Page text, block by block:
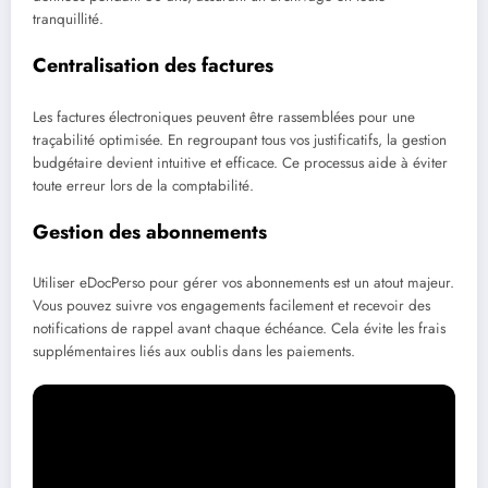
tranquillité.
Centralisation des factures
Les factures électroniques peuvent être rassemblées pour une
traçabilité optimisée. En regroupant tous vos justificatifs, la gestion
budgétaire devient intuitive et efficace. Ce processus aide à éviter
toute erreur lors de la comptabilité.
Gestion des abonnements
Utiliser eDocPerso pour gérer vos abonnements est un atout majeur.
Vous pouvez suivre vos engagements facilement et recevoir des
notifications de rappel avant chaque échéance. Cela évite les frais
supplémentaires liés aux oublis dans les paiements.